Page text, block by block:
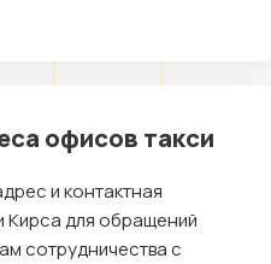
офисов такси
и контактная
Кирса для обращений
сотрудничества с